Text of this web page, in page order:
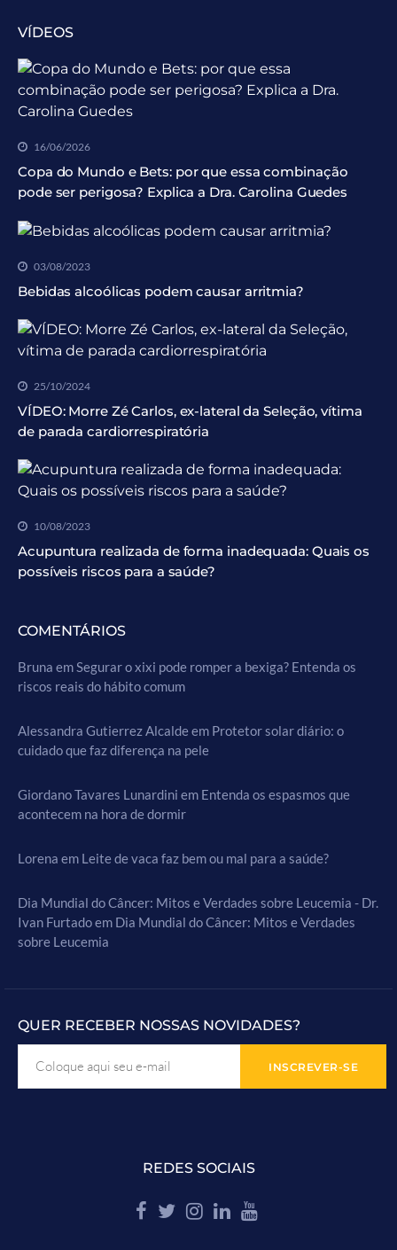
VÍDEOS
16/06/2026
Copa do Mundo e Bets: por que essa combinação
pode ser perigosa? Explica a Dra. Carolina Guedes
03/08/2023
Bebidas alcoólicas podem causar arritmia?
25/10/2024
VÍDEO: Morre Zé Carlos, ex-lateral da Seleção, vítima
de parada cardiorrespiratória
10/08/2023
Acupuntura realizada de forma inadequada: Quais os
possíveis riscos para a saúde?
COMENTÁRIOS
Bruna emSegurar o xixi pode romper a bexiga? Entenda os
riscos reais do hábito comum
Alessandra Gutierrez Alcaldeem Protetor solar diário: o
cuidado que faz diferença na pele
Giordano Tavares Lunardini em Entenda os espasmos que
acontecem na hora de dormir
Lorena em Leite de vaca faz bem ou mal para a saúde?
Dia Mundial do Câncer: Mitos e Verdades sobre Leucemia - Dr.
Ivan Furtadoem Dia Mundial do Câncer: Mitos e Verdades
sobre Leucemia
QUER RECEBER NOSSAS NOVIDADES?
REDES SOCIAIS